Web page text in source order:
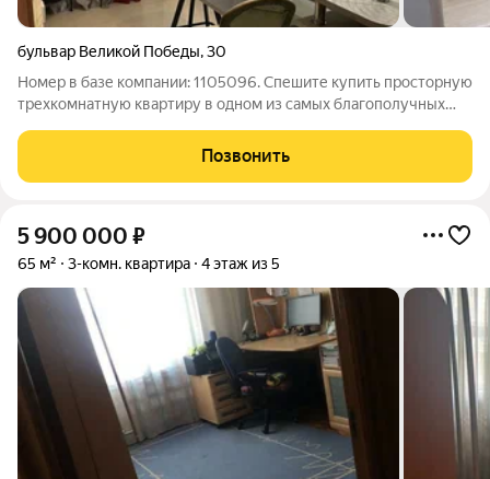
бульвар Великой Победы,30
Номер в базе компании: 1105096. Спешите купить просторную
трехкомнатную квартиру в одном из самых благополучных
Площадь квартиры составляет 65.1 квадратных метров.
Объект расположен на 6 этаже
Позвонить
5 900 000 ₽
65 м² 3-комн. квартира 4 этаж из 5